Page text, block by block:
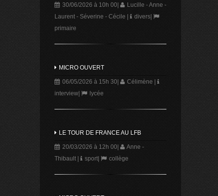
30/06/2026 à 10h 00
Lucille - Anne -
Laurent - Séverine - Cécile
divers|
primaire
MICRO OUVERT
06/05/2026 à 15h 30 Célimène
interview| lycée
LE TOUR DE FRANCE AU LFB
20/03/2026 à 12h 00
Anne -
Thibault| sport| collège